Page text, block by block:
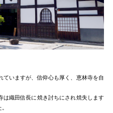
いますが、信仰心も厚く、恵林寺を自
は織田信長に焼き討ちにされ焼失します